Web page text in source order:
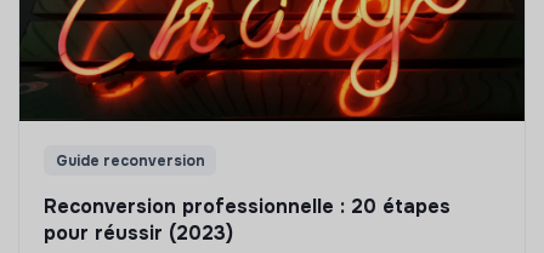
Guide reconversion
Reconversion professionnelle : 20 étapes
pour réussir (2023)